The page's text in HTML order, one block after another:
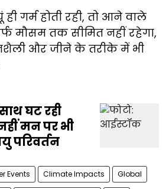
गर्म होती रही, तो आने वाले
मौसम तक सीमित नहीं रहेगा,
और जीने के तरीके में भी
घट रही
मन पर भी
परिवर्तन
Events Climate Impacts Global